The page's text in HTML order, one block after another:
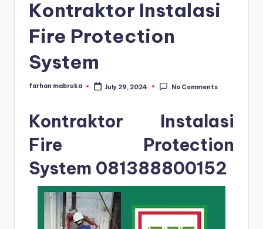
Kontraktor Instalasi
Fire Protection
System
Posted
farhan mabruka July 29, 2024 No Comments
Kontraktor Instalasi
Fire Protection
System 081388800152